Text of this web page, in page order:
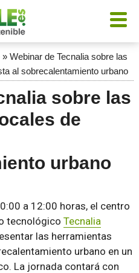
» Webinar de Tecnalia sobre las
al sobrecalentamiento urbano
sobre las
de
urbano
a 12:00 horas, el centro
tecnológico Tecnalia
las herramientas
urbano en un
La jornada contará con